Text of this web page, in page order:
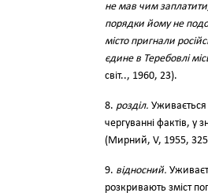
не мав чим
порядки йому не
місто пригнали
єдине в Теребовлі
світ.., 1960, 23).
8. розділ. Уживається
чергуванні фактів, у
(Мирний, V, 1955,
9. відносний.
розкривають зміст